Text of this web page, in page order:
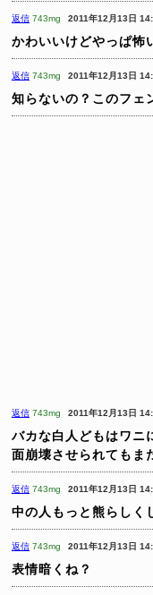
返信 743mg 2011年12月13日
かわいいけどやっぱ怖
返信 743mg 2011年12月13日
知らないの？このフェ
返信 743mg 2011年12月13日
バカな白人どもはワニ
面崩壊させられてもま
返信 743mg 2011年12月13日
中の人もっと熊らしく
返信 743mg 2011年12月13日
表情暗くね？